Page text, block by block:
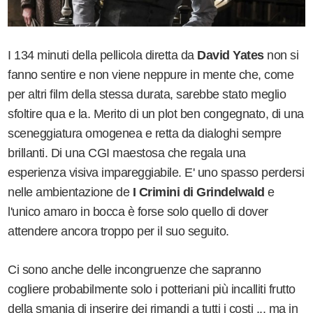
I 134 minuti della pellicola diretta da David Yatesnon si
fanno sentire e non viene neppure in mente che, come
per altri film della stessa durata, sarebbe stato meglio
sfoltire qua e la. Merito di un plot ben congegnato, di una
sceneggiatura omogenea e retta da dialoghi sempre
brillanti. Di una CGI maestosa che regala una
esperienza visiva impareggiabile. E' uno spasso perdersi
nelle ambientazione de I Crimini di Grindelwald e
l'unico amaro in bocca è forse solo quello di dover
attendere ancora troppo per il suo seguito.
Ci sono anche delle incongruenze che sapranno
cogliere probabilmente solo i potteriani più incalliti frutto
della smania di inserire dei rimandi a tutti i costi ... ma in